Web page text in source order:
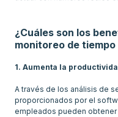
¿Cuáles son los
monitoreo de
1. Aumenta la
A través de los análisis de
proporcionados por el
empleados pueden